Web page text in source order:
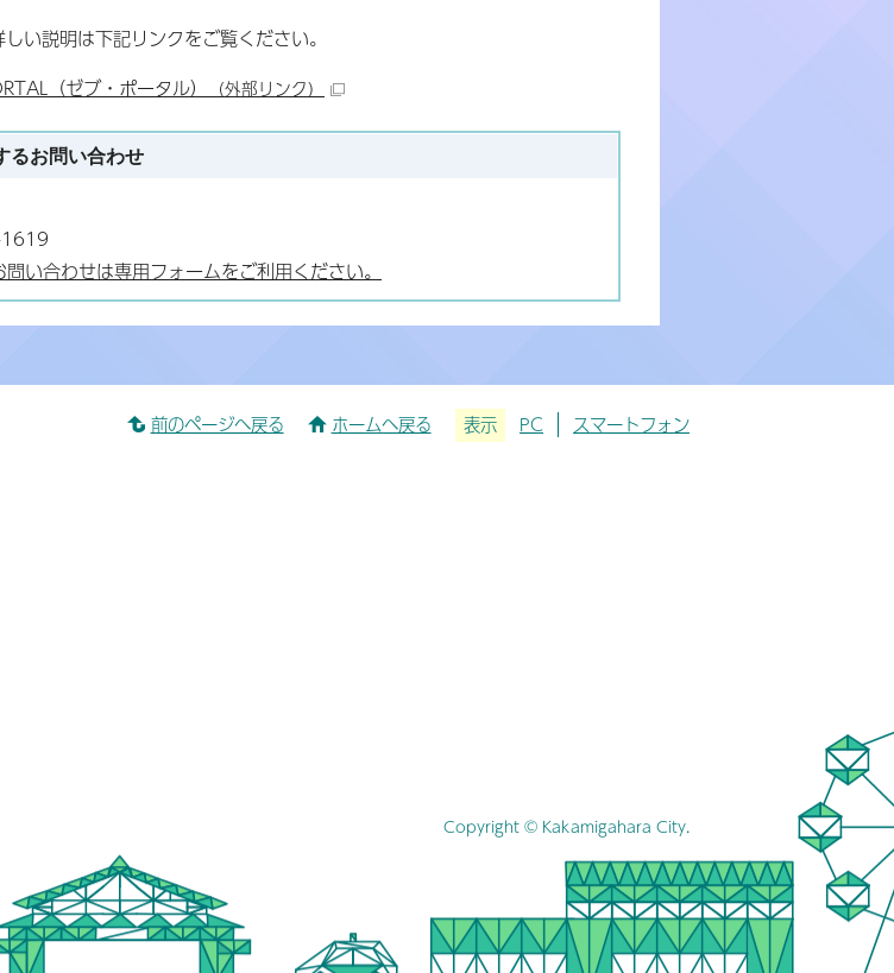
い説明は下記リンクをご覧ください。
（ゼブ・ポータル）
（外部リンク）
るお問い合わせ
い合わせは専用フォームをご利用ください。
前のページへ戻る ホームへ戻る 表示 PC スマートフォン
Copyright © Kakamigahara City.